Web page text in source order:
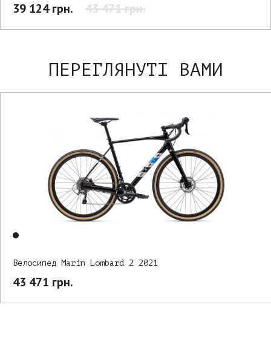
39 124 грн. 43 471 грн.
ПЕРЕГЛЯНУТІ ВАМИ
Велосипед Marin Lombard 2 2021
43 471 грн.